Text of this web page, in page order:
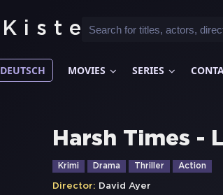
Kiste
DEUTSCH MOVIES SERIES
Harsh Times -
Krimi Drama Thriller Action
Director: David Ayer